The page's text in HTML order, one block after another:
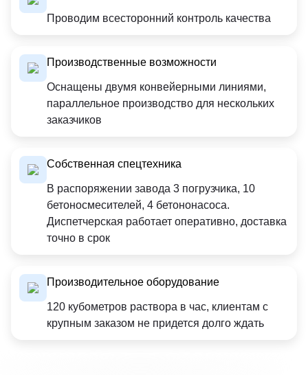
Проводим всесторонний контроль качества
Производственные возможности
Оснащены двумя конвейерными линиями,
параллельное производство для нескольких
заказчиков
Собственная спецтехника
В распоряжении завода 3 погрузчика, 10
бетоносмесителей, 4 бетононасоса.
Диспетчерская работает оперативно, доставка
точно в срок
Производительное оборудование
120 кубометров раствора в час, клиентам с
крупным заказом не придется долго ждать